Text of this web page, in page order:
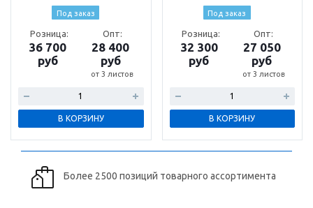
Под заказ
Розница:
36 700
руб
Опт:
28 400
руб
от 3 листов
В КОРЗИНУ
Под заказ
Розница:
32 300
руб
Опт:
27 050
руб
от 3 листов
В КОРЗИНУ
Более 2500 позиций товарного ассортимента